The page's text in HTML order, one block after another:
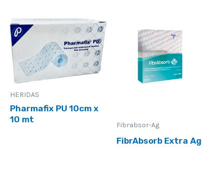
HERIDAS
Pharmafix PU 10cm x
10 mt
Fibrabsor-Ag
FibrAbsorb Extra Ag